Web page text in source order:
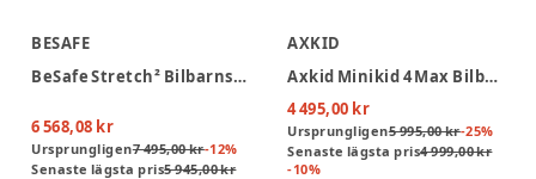
BESAFE
BeSafe Stretch² Bilbarnstol - Fresh Black Cab
6 568,08 kr
Ursprungligen7 495,00 kr-12%
Senaste lägsta pris5 945,00 kr
AXKID
Axkid Minikid 4 Max Bilbarnstol - Arctic Mist Grey
4 495,00 kr
Ursprungligen5 995,00 kr-25%
Senaste lägsta pris4 999,00 kr
-10%